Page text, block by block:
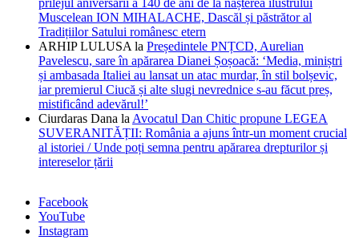
Muscelean ION MIHALACHE, Dascăl și păstrător al
Tradițiilor Satului românesc etern
ARHIP LULUSA la Președintele PNȚCD, Aurelian
Pavelescu, sare în apărarea Dianei Șoșoacă: ‘Media, miniștri
și ambasada Italiei au lansat un atac murdar, în stil bolșevic,
iar premierul Ciucă și alte slugi nevrednice s-au făcut preș,
mistificând adevărul!’
Ciurdaras Dana la Avocatul Dan Chitic propune LEGEA
SUVERANITĂȚII: România a ajuns într-un moment crucial
al istoriei / Unde poți semna pentru apărarea drepturilor și
intereselor țării
Facebook
YouTube
Instagram